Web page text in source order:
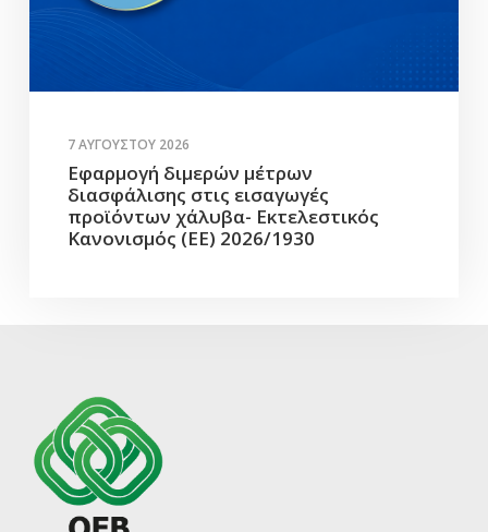
7 ΑΥΓΟΎΣΤΟΥ 2026
Εφαρμογή διμερών μέτρων
διασφάλισης στις εισαγωγές
προϊόντων χάλυβα- Εκτελεστικός
Κανονισμός (ΕΕ) 2026/1930